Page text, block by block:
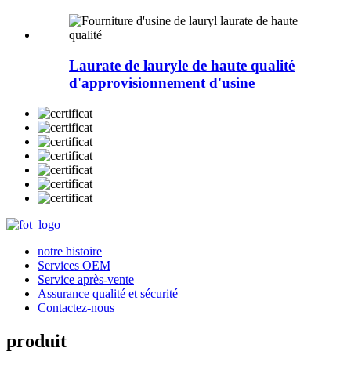
Laurate de lauryle de haute qualité
d'approvisionnement d'usine
notre histoire
Services OEM
Service après-vente
Assurance qualité et sécurité
Contactez-nous
produit